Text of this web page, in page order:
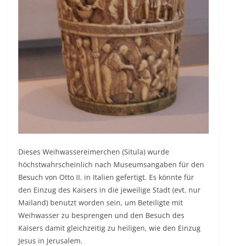
Dieses Weihwassereimerchen (Situla) wurde
höchstwahrscheinlich nach Museumsangaben für den
Besuch von Otto II. in Italien gefertigt. Es könnte für
den Einzug des Kaisers in die jeweilige Stadt (evt. nur
Mailand) benutzt worden sein, um Beteiligte mit
Weihwasser zu besprengen und den Besuch des
Kaisers damit gleichzeitig zu heiligen, wie den Einzug
Jesus in Jerusalem.